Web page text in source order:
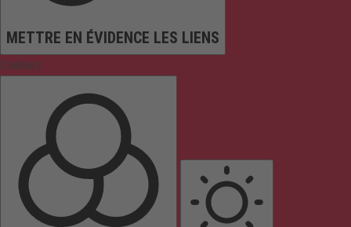
METTRE EN ÉVIDENCE LES LIENS
Couleurs